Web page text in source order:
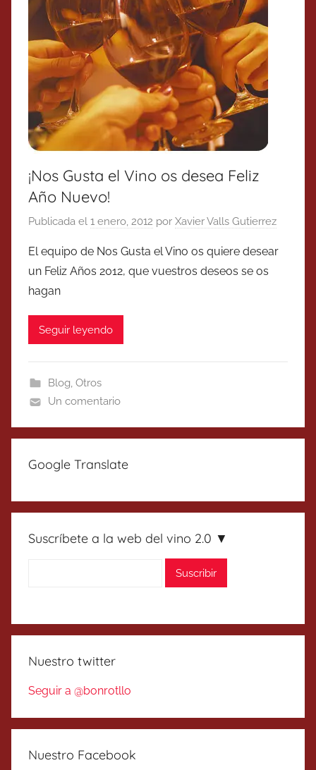
¡Nos Gusta el Vino os desea Feliz
Año Nuevo!
Publicada el 1 enero, 2012 por Xavier Valls Gutierrez
El equipo de Nos Gusta el Vino os quiere desear
un Feliz Años 2012, que vuestros deseos se os
hagan
Seguir leyendo
Blog, Otros
Un comentario
Google Translate
Suscríbete a la web del vino 2.0 ▼
Nuestro twitter
Seguir a @bonrotllo
Nuestro Facebook